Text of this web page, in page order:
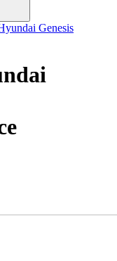
Genesis